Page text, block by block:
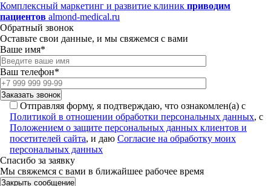
Комплексный маркетинг и развитие клиник приводим
пациентов almond-medical.ru
Обратный звонок
Оставьте свои данные, и мы свяжемся с вами
Ваше имя*
Ваш телефон*
Отправляя форму, я подтверждаю, что ознакомлен(а) с
Политикой в отношении обработки персональных данных, с
Положением о защите персональных данных клиентов и
посетителей сайта, и даю Согласие на обработку моих
персональных данных
Спасибо за заявку
Мы свяжемся с вами в ближайшее рабочее время
Закрыть сообщение